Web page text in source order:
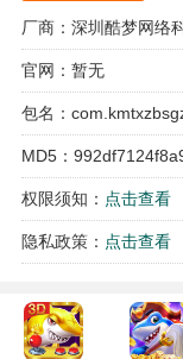
整己方战队，展现
天下争霸三国
游戏采用写实画风
景，以及经典战役。
设置官职品阶、分
下、封王拜相的成就
画戟、关羽的青龙
厂商：深圳酷梦网络
官网：暂无
包名：
MD5：
权限须知： 点击查看
隐私政策： 点击查看